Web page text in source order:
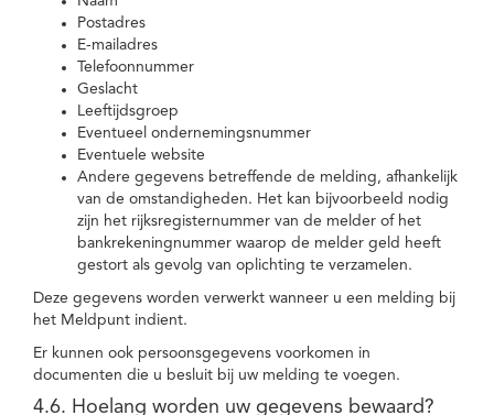
Postadres
E-mailadres
Telefoonnummer
Geslacht
Leeftijdsgroep
Eventueel ondernemingsnummer
Eventuele website
Andere gegevens betreffende de melding, afhankelijk
van de omstandigheden. Het kan bijvoorbeeld nodig
zijn het rijksregisternummer van de melder of het
bankrekeningnummer waarop de melder geld heeft
gestort als gevolg van oplichting te verzamelen.
Deze gegevens worden verwerkt wanneer u een melding bij
het Meldpunt indient.
Er kunnen ook persoonsgegevens voorkomen in
documenten die u besluit bij uw melding te voegen.
4.6. Hoelang worden uw gegevens bewaard?